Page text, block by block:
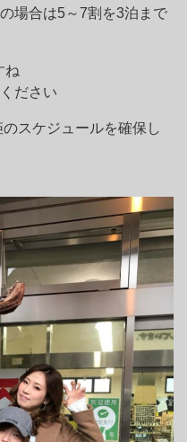
場合は5～7割を3泊まで
ね
ださい
スケジュールを確保し